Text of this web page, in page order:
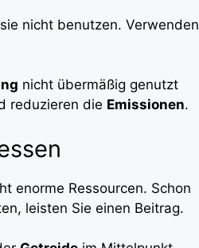
nicht benutzen. Verwenden
nicht übermäßig genutzt
reduzieren die Emissionen.
enorme Ressourcen. Schon
leisten Sie einen Beitrag.